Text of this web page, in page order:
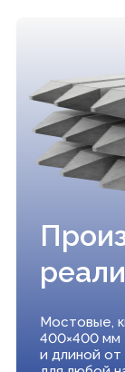
Мостовые,
400×400 мм
и длиной от